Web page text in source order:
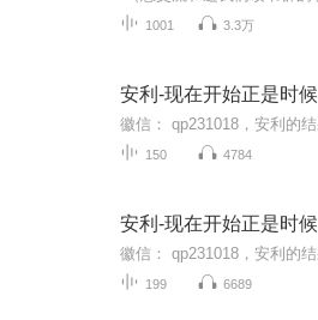
1001 3.3万
安利-现在开始正是时候
150 4784
安利-现在开始正是时候
199 6689